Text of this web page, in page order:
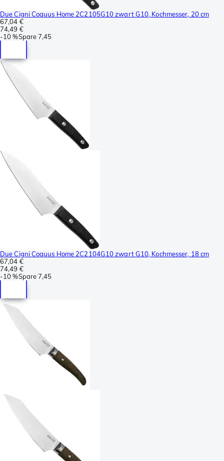
Due Cigni Coquus Home 2C2105G10 zwart G10, Kochmesser, 20 cm
67,04 €
74,49 €
-10 %Spare7,45
Due Cigni Coquus Home 2C2104G10 zwart G10, Kochmesser, 18 cm
67,04 €
74,49 €
-10 %Spare7,45